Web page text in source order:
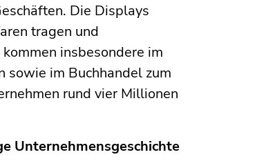
Die Displays
tragen und
insbesondere im
sowie im Buchhandel zum
rund vier Millionen
Unternehmensgeschichte